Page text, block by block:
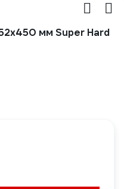
мм Super Hard